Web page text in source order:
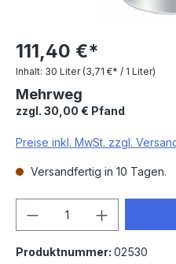
111,40 €*
Inhalt: 30 Liter (3,71 €* / 1 Liter)
Mehrweg
zzgl. 30,00 € Pfand
Preise inkl. MwSt. zzgl.
Versandfertig in 10 Tagen.
Produkt Anzahl:
Produktnummer: 02530